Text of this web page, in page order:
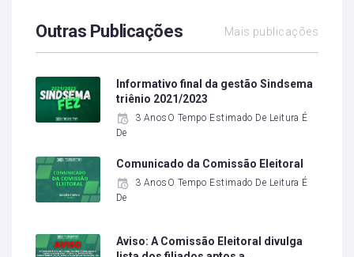
Outras Publicações Mais publicações
Informativo final da gestão Sindsema
triênio 2021/2023
3 AnosO Tempo Estimado De Leitura É
De
Comunicado da Comissão Eleitoral
3 AnosO Tempo Estimado De Leitura É
De
Aviso: A Comissão Eleitoral divulga